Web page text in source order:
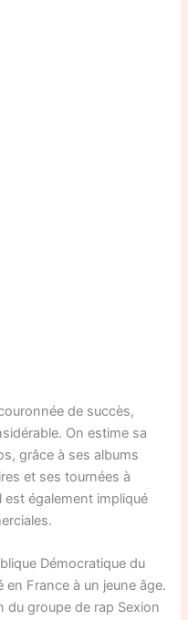
de succès,
On estime sa
grâce à ses albums
et ses tournées à
est également impliqué
Démocratique du
France à un jeune âge.
du groupe de rap Sexion